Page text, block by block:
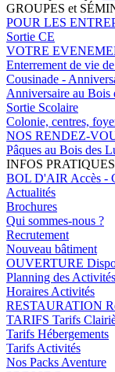
GROUPES et
POUR LES
Sortie CE
VOTRE
Enterrement de vie
Cousinade -
Anniversaire au Bois
Sortie Scolaire
Colonie, centres,
NOS RENDEZ-
Pâques au Bois des
INFOS PRATIQUES
BOL D'AIR Accès -
Actualités
Brochures
Qui sommes-nous ?
Recrutement
Nouveau bâtiment
OUVERTURE
Planning des Activités
Horaires Activités
RESTAURATION
TARIFS Tarifs
Tarifs Hébergements
Tarifs Activités
Nos Packs Aventure